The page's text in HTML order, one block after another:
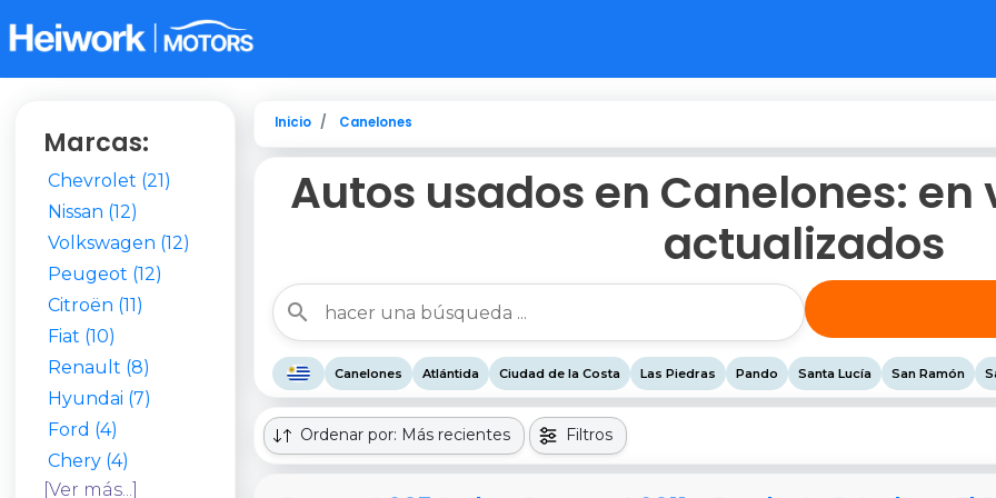
Marcas:
Chevrolet (21)
Nissan (12)
Volkswagen (12)
Peugeot (12)
Citroën (11)
Fiat (10)
Renault (8)
Hyundai (7)
Ford (4)
Chery (4)
[Ver más...]
Inicio Canelones
Autos usados en Canelones:
actualizados
Canelones Atlántida Ciudad de la Costa Las Piedras Pando Santa Lucía San Ramón
Ordenar por: Más recientes Filtros